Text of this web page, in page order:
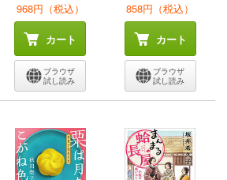
968円（税込）
カート
ブラウザ
試し読み
858円（税込）
カート
ブラウザ
試し読み